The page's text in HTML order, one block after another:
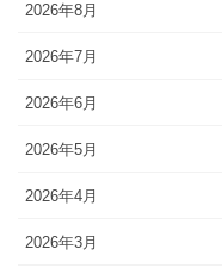
2026年8月
2026年7月
2026年6月
2026年5月
2026年4月
2026年3月